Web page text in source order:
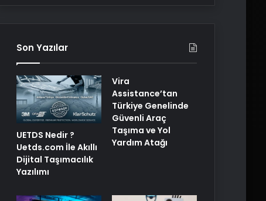
Son Yazılar
UETDS Nedir ?
Uetds.com İle Akıllı
Dijital Taşımacılık
Yazılımı
Vira
Assistance’tan
Türkiye Genelinde
Güvenli Araç
Taşıma ve Yol
Yardım Atağı